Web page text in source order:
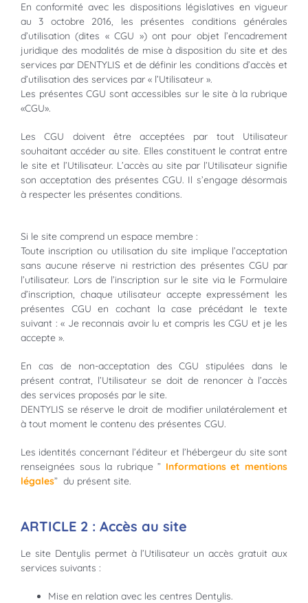
En conformité avec les dispositions législatives en vigueur
au 3 octobre 2016, les présentes conditions générales
d’utilisation (dites « CGU ») ont pour objet l’encadrement
juridique des modalités de mise à disposition du site et des
services par DENTYLIS et de définir les conditions d’accès et
d’utilisation des services par « l’Utilisateur ».
Les présentes CGU sont accessibles sur le site à la rubrique
«CGU».
Les CGU doivent être acceptées par tout Utilisateur
souhaitant accéder au site. Elles constituent le contrat entre
le site et l’Utilisateur. L’accès au site par l’Utilisateur signifie
son acceptation des présentes CGU. Il s’engage désormais
à respecter les présentes conditions.
Si le site comprend un espace membre :
Toute inscription ou utilisation du site implique l’acceptation
sans aucune réserve ni restriction des présentes CGU par
l’utilisateur. Lors de l’inscription sur le site via le Formulaire
d’inscription, chaque utilisateur accepte expressément les
présentes CGU en cochant la case précédant le texte
suivant : « Je reconnais avoir lu et compris les CGU et je les
accepte ».
En cas de non-acceptation des CGU stipulées dans le
présent contrat, l’Utilisateur se doit de renoncer à l’accès
des services proposés par le site.
DENTYLIS se réserve le droit de modifier unilatéralement et
à tout moment le contenu des présentes CGU.
Les identités concernant l’éditeur et l’hébergeur du site sont
renseignées sous la rubrique ” Informations et mentions
légales” du présent site.
ARTICLE 2 : Accès au site
Le site Dentylis permet à l’Utilisateur un accès gratuit aux
services suivants :
Mise en relation avec les centres Dentylis.